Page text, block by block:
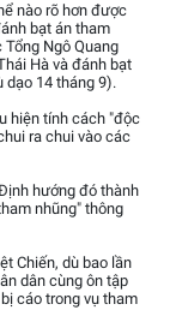
nào rõ hơn được
bạt án tham
Ngô Quang
Hà và đánh bạt
dạo 14 tháng 9).
hiện tính cách "độc
ra chui vào các
hướng đó thành
nhũng" thông
Chiến, dù bao lần
dân cùng ôn tập
cáo trong vụ tham